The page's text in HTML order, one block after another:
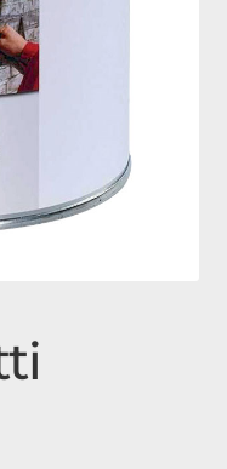
hroby skladem
Dvojhroby